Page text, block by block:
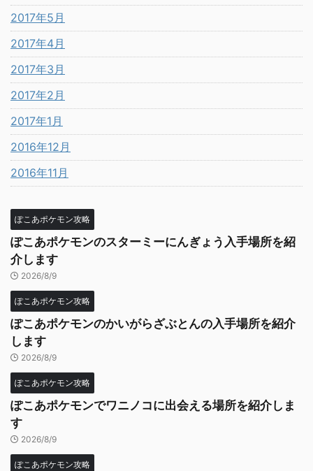
2017年5月
2017年4月
2017年3月
2017年2月
2017年1月
2016年12月
2016年11月
ぽこあポケモン攻略
ぽこあポケモンのスターミーにんぎょう入手場所を紹
介します
2026/8/9
ぽこあポケモン攻略
ぽこあポケモンのかいがらざぶとんの入手場所を紹介
します
2026/8/9
ぽこあポケモン攻略
ぽこあポケモンでワニノコに出会える場所を紹介しま
す
2026/8/9
ぽこあポケモン攻略